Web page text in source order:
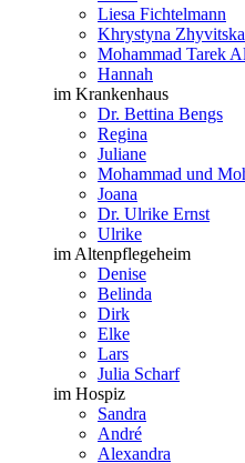
Liesa Fichtelmann
Khrystyna Zhyvitska
Mohammad Tarek
Hannah
im Krankenhaus
Dr. Bettina Bengs
Regina
Juliane
Mohammad und
Joana
Dr. Ulrike Ernst
Ulrike
im Altenpflegeheim
Denise
Belinda
Dirk
Elke
Lars
Julia Scharf
im Hospiz
Sandra
André
Alexandra